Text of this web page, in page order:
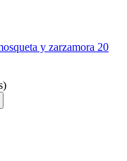
y zarzamora 20